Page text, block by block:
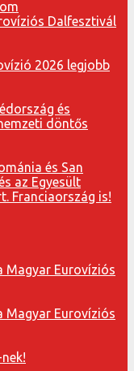
Dalfesztivál
2026 legjobb
és
döntős
és San
az Egyesült
Franciaország is!
Magyar Eurovíziós
Magyar Eurovíziós